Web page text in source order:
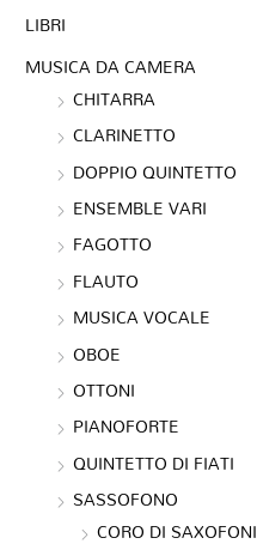
LIBRI
MUSICA DA CAMERA
CHITARRA
CLARINETTO
DOPPIO QUINTETTO
ENSEMBLE VARI
FAGOTTO
FLAUTO
MUSICA VOCALE
OBOE
OTTONI
PIANOFORTE
QUINTETTO DI FIATI
SASSOFONO
CORO DI SAXOFONI